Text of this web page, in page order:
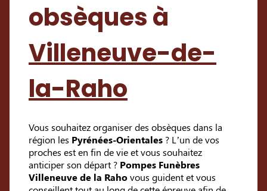
obsèques à
Villeneuve-de-
la-Raho
Vous souhaitez organiser des obsèques dans la
région les Pyrénées-Orientales ? L’un de vos
proches est en fin de vie et vous souhaitez
anticiper son départ ? Pompes Funèbres
Villeneuve de la Rahovous guident et vous